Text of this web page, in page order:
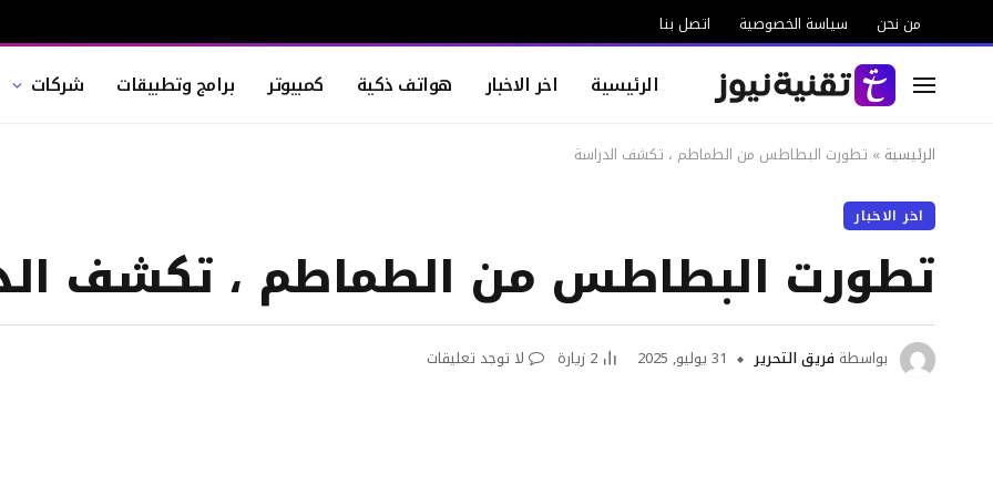
من نحن سياسة الخصوصية اتصل بنا
الرئيسية اخر الاخبار هواتف ذكية كمبيوتر برامج وتطبيقات شركات
الرئيسية » تطورت البطاطس من الطماطم ، تكشف الدراسة
اخر الاخبار
تطورت البطاطس من الطماطم ، تكشف
بواسطة فريق التحرير 31 يوليو, 2025 2 زيارة لا توجد تعليقات